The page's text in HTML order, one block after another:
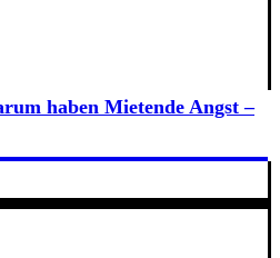
haben Mietende Angst –